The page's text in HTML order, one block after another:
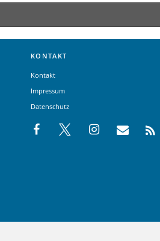
KONTAKT
Kontakt
Impressum
Datenschutz